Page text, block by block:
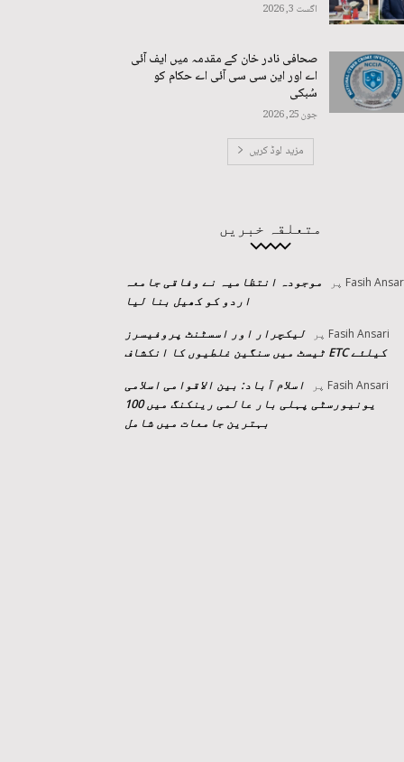
اگست 3, 2026
صحافی نادر خان کے مقدمہ میں ایف آئی
اے اور این سی سی آئی اے حکام کو
سُبکی
جون 25, 2026
مزید لوڈ کریں
متعلقہ خبریں
Fasih پر
موجودہ انتظامیہ نے وفاقی جامعہ
اردو کو کھیل بنا لیا
Fasih Ansari پر
لیکچرار اور اسسٹنٹ پروفیسرز
کیلئے ETC ٹیسٹ میں سنگین غلطیوں کا انکشاف
Fasih Ansari پر
اسلام آباد: بین الاقوامی اسلامی
یونیورسٹی پہلی بار عالمی رینکنگ میں 100
بہترین جامعات میں شامل